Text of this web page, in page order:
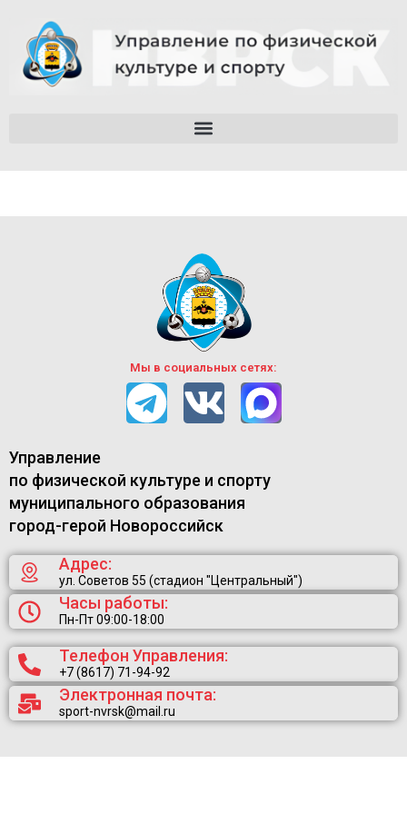
Мы в социальных сетях:
Управление
по физической культуре и спорту
муниципального образования
город-герой Новороссийск
Адрес:
ул. Советов 55 (стадион "Центральный")
Часы работы:
Пн-Пт 09:00-18:00
Телефон Управления:
+7 (8617) 71-94-92
Электронная почта:
sport-nvrsk@mail.ru